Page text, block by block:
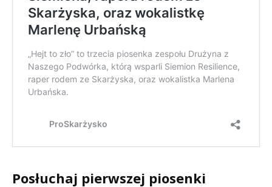
Posłuchaj pierwszej piosenki